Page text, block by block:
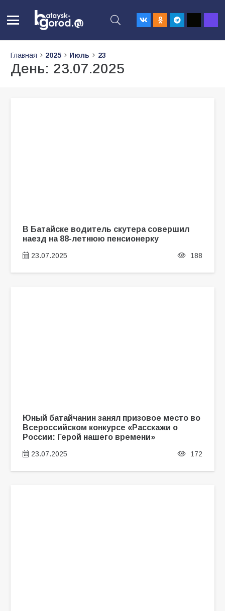
Главная 2025 Июль 23
День: 23.07.2025
В Батайске водитель скутера совершил
наезд на 88-летнюю пенсионерку
23.07.2025 188
Юный батайчанин занял призовое место во
Всероссийском конкурсе «Расскажи о
России: Герой нашего времени»
23.07.2025 172